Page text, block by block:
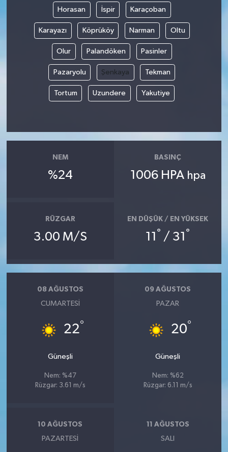
Horasan İspir Karaçoban
Karayazı Köprüköy Narman Oltu
Olur Palandöken Pasinler
Pazaryolu Şenkaya Tekman
Tortum Uzundere Yakutiye
NEM
%24
BASINÇ
1006 HPA hpa
RÜZGAR
3.00 M/S
EN DÜŞÜK / EN YÜKSEK
11 ° / 31 °
08 AĞUSTOS
CUMARTESI
22°
Güneşli
Nem: %47
Rüzgar: 3.61 m/s
09 AĞUSTOS
PAZAR
20°
Güneşli
Nem: %62
Rüzgar: 6.11 m/s
10 AĞUSTOS
PAZARTESI
11 AĞUSTOS
SALI